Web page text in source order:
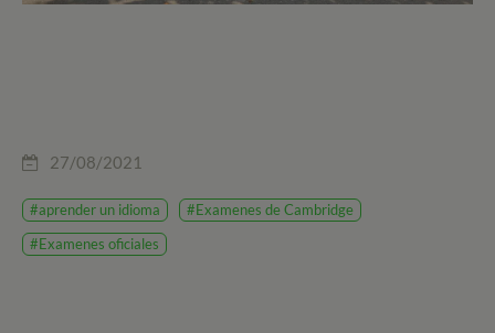
27/08/2021
#aprender un idioma
#Examenes de Cambridge
#Examenes oficiales